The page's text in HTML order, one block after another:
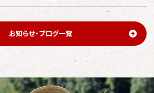
お知らせ・ブログ一覧